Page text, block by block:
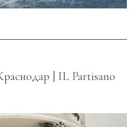
| IL Partisano